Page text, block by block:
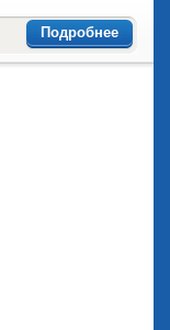
Подробнее